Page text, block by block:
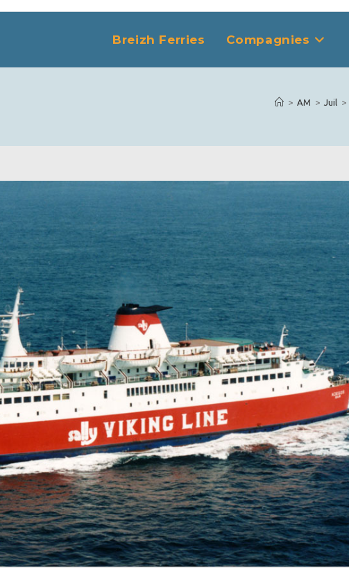
Breizh Ferries Compagnies
> AM > Juil >